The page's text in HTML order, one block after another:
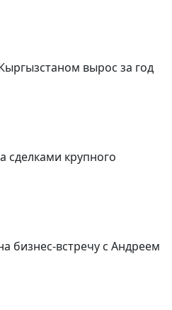
вырос за год
сделками крупного
бизнес-встречу с Андреем